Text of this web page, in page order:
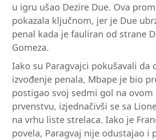
u igru ušao Dezire Due. Ova
pokazala ključnom, jer je Due
penal kada je fauliran od strane
Gomeza.
Iako su Paragvajci pokušavali da
izvođenje penala, Mbape je bio
postigao svoj sedmi gol na ovom
prvenstvu, izjednačivši se sa
na vrhu liste strelaca. Iako je
povela, Paragvaj nije odustajao i